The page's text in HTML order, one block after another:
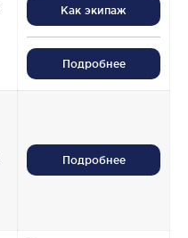
Как экипаж
Подробнее
Подробнее